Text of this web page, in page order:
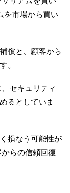
を市場から買い
償と、顧客から
。
セキュリティ
るとしていま
損なう可能性が
らの信頼回復